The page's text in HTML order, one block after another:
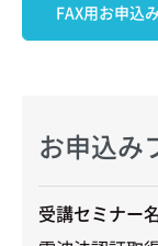
FAX用お申込
お申込み
受講セミナー